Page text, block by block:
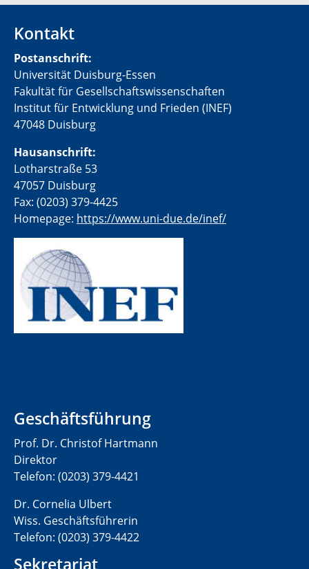
Kontakt
Postanschrift:
Universität Duisburg-Essen
Fakultät für Gesellschaftswissenschaften
Institut für Entwicklung und Frieden (INEF)
47048 Duisburg
Hausanschrift:
Lotharstraße 53
47057 Duisburg
Fax: (0203) 379-4425
Homepage: https://www.uni-due.de/inef/
Geschäftsführung
Prof. Dr. Christof Hartmann
Direktor
Telefon: (0203) 379-4421
Dr. Cornelia Ulbert
Wiss. Geschäftsführerin
Telefon: (0203) 379-4422
Sekretariat